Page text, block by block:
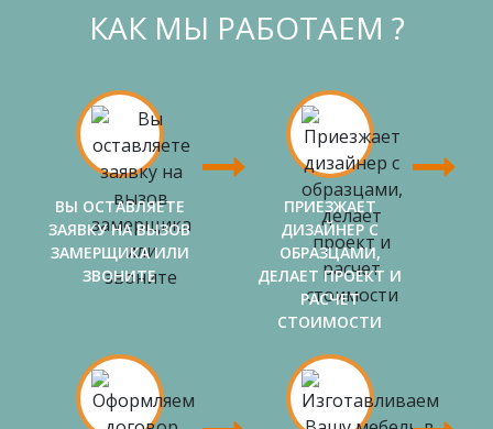
КАК МЫ РАБОТАЕМ ?
ВЫ ОСТАВЛЯЕТЕ
ЗАЯВКУ НА ВЫЗОВ
ЗАМЕРЩИКА ИЛИ
ЗВОНИТЕ
ПРИЕЗЖАЕТ
ДИЗАЙНЕР С
ОБРАЗЦАМИ,
ДЕЛАЕТ ПРОЕКТ И
РАСЧЕТ
СТОИМОСТИ